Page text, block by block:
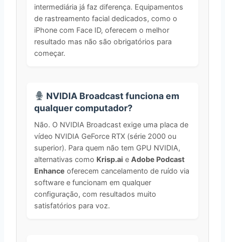
intermediária já faz diferença. Equipamentos
de rastreamento facial dedicados, como o
iPhone com Face ID, oferecem o melhor
resultado mas não são obrigatórios para
começar.
NVIDIA Broadcast funciona em
qualquer computador?
Não. O NVIDIA Broadcast exige uma placa de
vídeo NVIDIA GeForce RTX (série 2000 ou
superior). Para quem não tem GPU NVIDIA,
alternativas como Krisp.ai e Adobe Podcast
Enhance oferecem cancelamento de ruído via
software e funcionam em qualquer
configuração, com resultados muito
satisfatórios para voz.